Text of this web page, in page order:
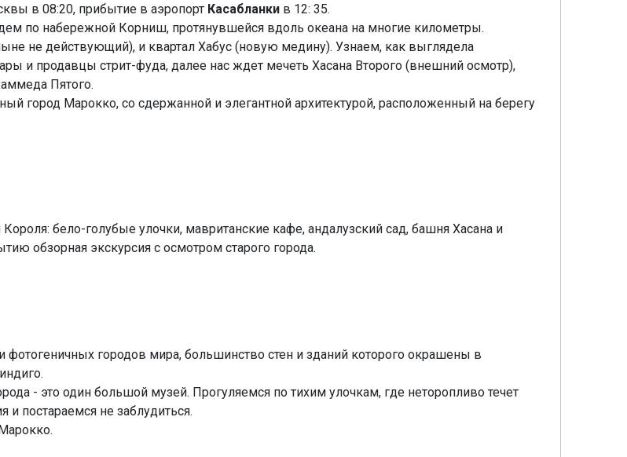
в 08:20, прибытие в аэропорт Касабланки в 12: 35.
по набережной Корниш, протянувшейся вдоль океана на многие километры.
не действующий), и квартал Хабус (новую медину). Узнаем, как выглядела
и продавцы стрит-фуда, далее нас ждет мечеть Хасана Второго (внешний осмотр),
Пятого.
город Марокко, со сдержанной и элегантной архитектурой, расположенный на берегу
бело-голубые улочки, мавританские кафе, андалузский сад, башня Хасана и
обзорная экскурсия с осмотром старого города.
городов мира, большинство стен и зданий которого окрашены в
- это один большой музей. Прогуляемся по тихим улочкам, где неторопливо течет
постараемся не заблудиться.